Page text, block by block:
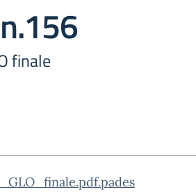
finale